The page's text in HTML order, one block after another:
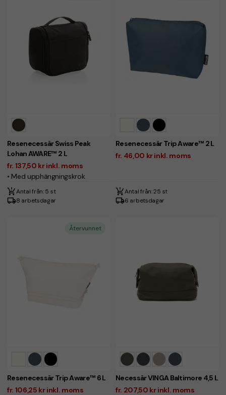
Resenecessär Swiss Peak
Lohan AWARE™ 2 L
fr. 137,50 kr inkl. moms
• Med upphängningskrok
Antal från: 5 st
8 arbetsdagar
Resenecessär Trip Aware™ 2 L
fr. 46,00 kr inkl. moms
Antal från: 25 st
6 arbetsdagar
Återvunnet
Resenecessär Trip Aware™ 6 L
fr. 106,25 kr inkl. moms
Necessär VINGA Baltimore 4,5 L
fr. 207,50 kr inkl. moms